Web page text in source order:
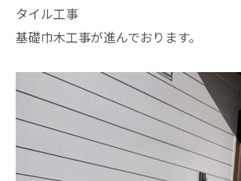
タイル工事
基礎巾木工事が進んでおります。